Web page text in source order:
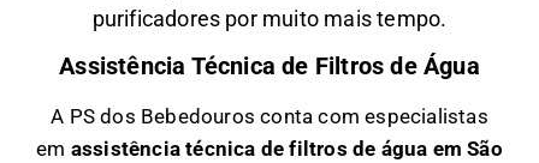
purificadores por muito mais tempo.
Assistência Técnica de Filtros de Água
A PS dos Bebedouros conta com especialistas
em assistência técnica de filtros de água em São